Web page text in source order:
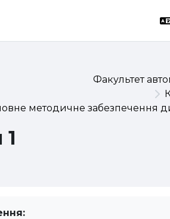
Факультет
методичне забезпечення